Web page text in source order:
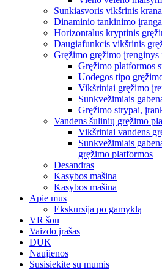
Sunkiasvoris vikšrinis
Dinaminio tankinimo įranga
Horizontalus kryptinis
Daugiafunkcis vikšrinis
Gręžimo gręžimo įrenginys
Gręžimo platformos
Uodegos tipo
Vikšriniai gręžimo
Sunkvežimiais
Gręžimo strypai,
Vandens šulinių gręžimo
Vikšriniai vandens
Sunkvežimiais
gręžimo platformos
Desandras
Kasybos mašina
Kasybos mašina
Apie mus
Ekskursija po gamyklą
VR šou
Vaizdo įrašas
DUK
Naujienos
Susisiekite su mumis